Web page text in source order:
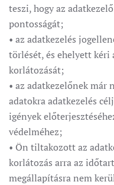
teszi, hogy az
pontosságát;
• az adatkezelés
törlését, és ehelyett kéri
korlátozását;
• az adatkezelőnek már
adatokra adatkezelés
igények
védelméhez;
• Ön tiltakozott az
korlátozás arra az
megállapításra nem